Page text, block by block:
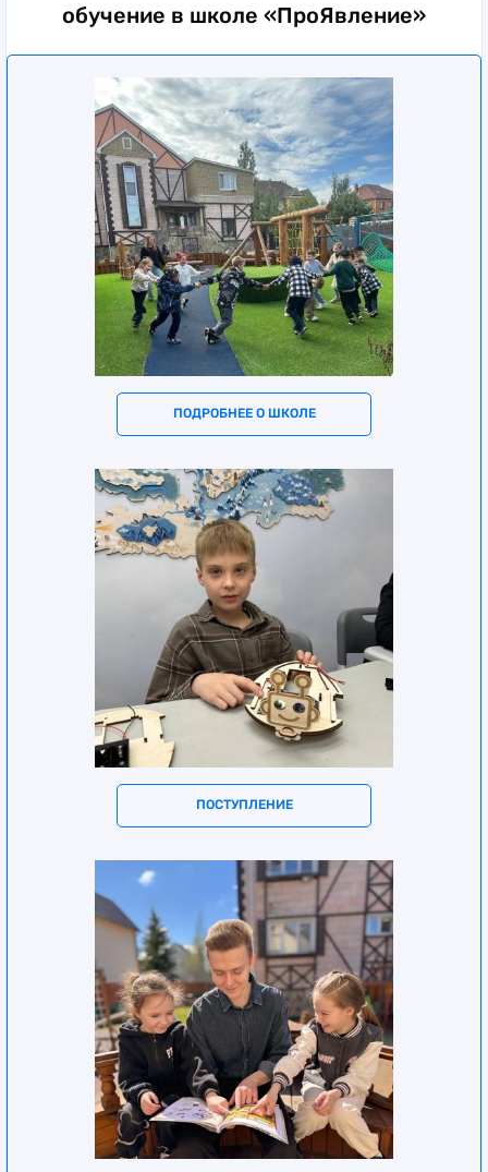
обучение в школе «ПроЯвление»
ПОДРОБНЕЕ О ШКОЛЕ
ПОСТУПЛЕНИЕ